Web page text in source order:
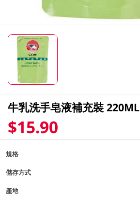
牛乳洗手皂液補充裝 220ML
$15.90
規格
儲存方式
產地